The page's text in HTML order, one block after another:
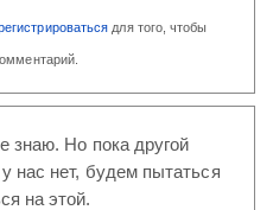
для того, чтобы
знаю. Но пока другой
нас нет, будем пытаться
на этой.